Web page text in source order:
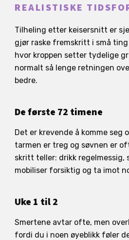
REALISTISKE
Tilheling etter keisersnitt er
gjør raske fremskritt i små
hvor kroppen setter tydelige
normalt så lenge retningen
bedre.
De første 72 timene
Det er krevende å komme seg
tarmen er treg og søvnen er
skritt teller: drikk regelmessig,
mobiliser forsiktig og ta imot
Uke 1 til 2
Smertene avtar ofte, men
fordi du i noen øyeblikk føler